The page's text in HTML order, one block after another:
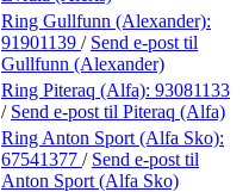
Ring Gullfunn (Alexander):
91901139 / Send e-post til
Gullfunn (Alexander)
Ring Piteraq (Alfa): 93081133
/ Send e-post til Piteraq (Alfa)
Ring Anton Sport (Alfa Sko):
67541377 / Send e-post til
Anton Sport (Alfa Sko)